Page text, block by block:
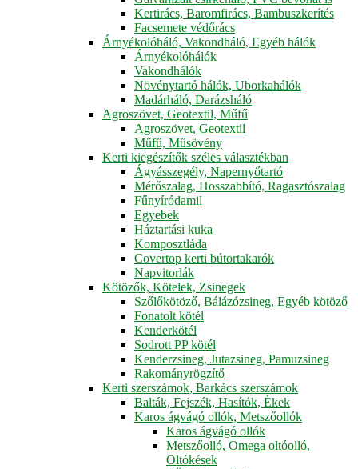
Kertirács, Baromfirács, Bambuszkerítés
Facsemete védőrács
Árnyékolóháló, Vakondháló, Egyéb hálók
Árnyékolóhálók
Vakondhálók
Növénytartó hálók, Uborkahálók
Madárháló, Darázsháló
Agroszövet, Geotextil, Műfű
Agroszövet, Geotextil
Műfű, Műsövény
Kerti kiegészítők széles választékban
Ágyásszegély, Napernyőtartó
Mérőszalag, Hosszabbító, Ragasztószalag
Fűnyíródamil
Egyebek
Háztartási kuka
Komposztláda
Covertop kerti bútortakarók
Napvitorlák
Kötözők, Kötelek, Zsinegek
Szőlőkötöző, Bálázózsineg, Egyéb kötöző
Fonatolt kötél
Kenderkötél
Sodrott PP kötél
Kenderzsineg, Jutazsineg, Pamuzsineg
Rakományrögzítő
Kerti szerszámok, Barkács szerszámok
Balták, Fejszék, Hasítók, Ékek
Karos ágvágó ollók, Metszőollók
Karos ágvágó ollók
Metszőolló, Omega oltóolló,
Oltókések